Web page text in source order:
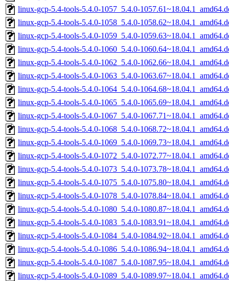
linux-gcp-5.4-tools-5.4.0-1057_5.4.0-
linux-gcp-5.4-tools-5.4.0-1058_5.4.0-
linux-gcp-5.4-tools-5.4.0-1059_5.4.0-
linux-gcp-5.4-tools-5.4.0-1060_5.4.0-
linux-gcp-5.4-tools-5.4.0-1062_5.4.0-
linux-gcp-5.4-tools-5.4.0-1063_5.4.0-
linux-gcp-5.4-tools-5.4.0-1064_5.4.0-
linux-gcp-5.4-tools-5.4.0-1065_5.4.0-
linux-gcp-5.4-tools-5.4.0-1067_5.4.0-
linux-gcp-5.4-tools-5.4.0-1068_5.4.0-
linux-gcp-5.4-tools-5.4.0-1069_5.4.0-
linux-gcp-5.4-tools-5.4.0-1072_5.4.0-
linux-gcp-5.4-tools-5.4.0-1073_5.4.0-
linux-gcp-5.4-tools-5.4.0-1075_5.4.0-
linux-gcp-5.4-tools-5.4.0-1078_5.4.0-
linux-gcp-5.4-tools-5.4.0-1080_5.4.0-
linux-gcp-5.4-tools-5.4.0-1083_5.4.0-
linux-gcp-5.4-tools-5.4.0-1084_5.4.0-
linux-gcp-5.4-tools-5.4.0-1086_5.4.0-
linux-gcp-5.4-tools-5.4.0-1087_5.4.0-
linux-gcp-5.4-tools-5.4.0-1089_5.4.0-